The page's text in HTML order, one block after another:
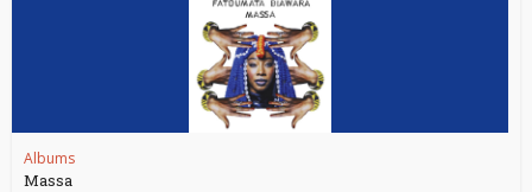
Albums
Massa